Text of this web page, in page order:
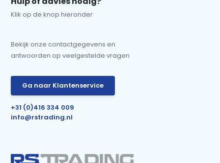
Klik op de knop hieronder
Bekijk onze contactgegevens en
antwoorden op veelgestelde vragen
Ga naar Klantenservice
+31 (0)416 334 009
info@rstrading.nl